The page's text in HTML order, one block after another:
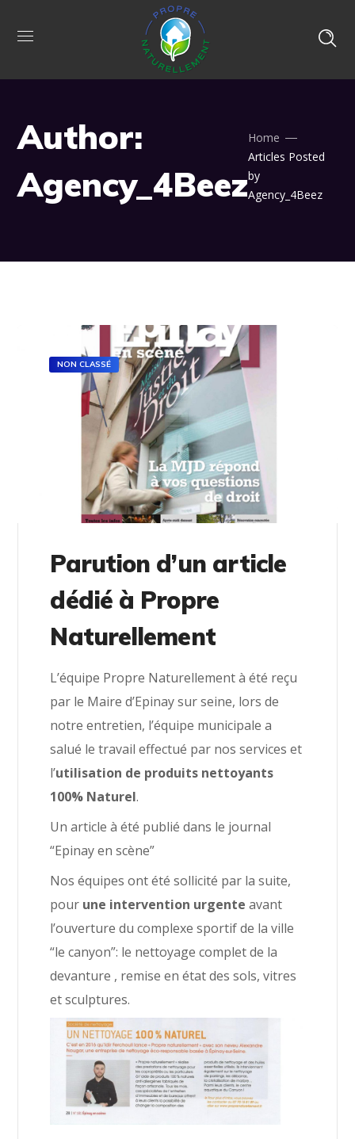
Author:
Agency_4Beez
Home
Articles Posted
by
Agency_4Beez
NON CLASSÉ
Parution d’un article
dédié à Propre
Naturellement
L’équipe Propre Naturellement à été reçu
par le Maire d’Epinay sur seine, lors de
notre entretien, l’équipe municipale a
salué le travail effectué par nos services et
l’utilisation de produits nettoyants
100% Naturel.
Un article à été publié dans le journal
“Epinay en scène”
Nos équipes ont été sollicité par la suite,
pour une intervention urgente avant
l’ouverture du complexe sportif de la ville
“le canyon”: le nettoyage complet de la
devanture , remise en état des sols, vitres
et sculptures.